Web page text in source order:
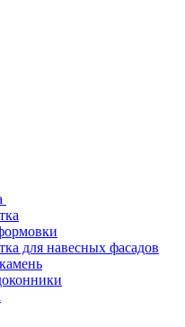
для навесных фасадов